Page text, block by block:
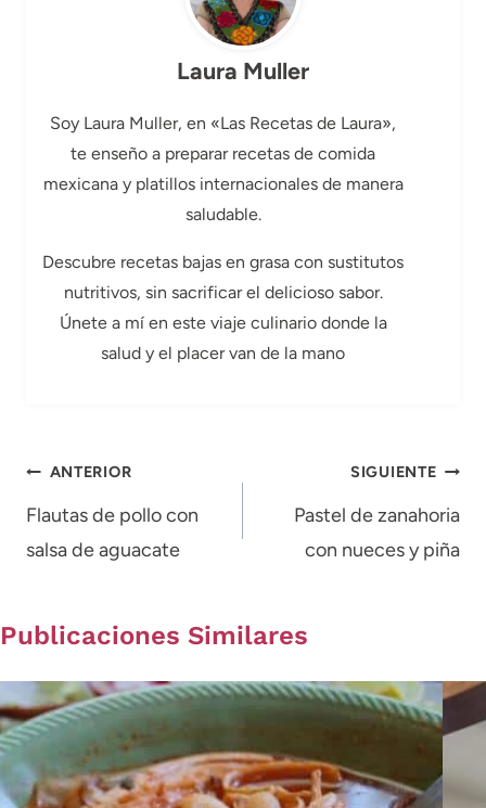
Laura Muller
Soy Laura Muller, en «Las Recetas de Laura»,
te enseño a preparar recetas de comida
mexicana y platillos internacionales de manera
saludable.
Descubre recetas bajas en grasa con sustitutos
nutritivos, sin sacrificar el delicioso sabor.
Únete a mí en este viaje culinario donde la
salud y el placer van de la mano
Navegación
de
entradas
ANTERIOR
Flautas de pollo con
salsa de aguacate
SIGUIENTE
Pastel de zanahoria
con nueces y piña
Publicaciones Similares